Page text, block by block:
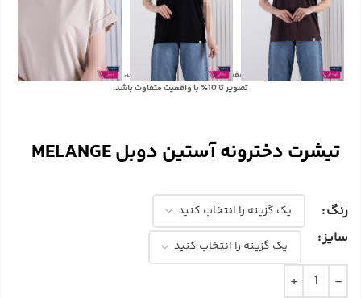
با توجه به تفاوت رنگ‌ها در صفحه نمایش دستگاه‌های مختلف، ممکن است رنگ محصولات در
تصویر تا 10٪ با واقعیت متفاوت باشد.
تیشرت دخترونه آستین دوبل MELANGE
رنگ
سایز